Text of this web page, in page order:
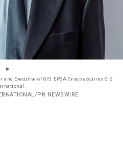
Executive of GIS. EPSA Group acquires GIS
PR NEWSWIRE